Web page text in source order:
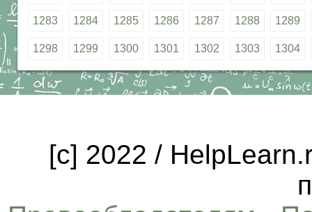
1283 1284 1285 1286 1287 1288 1289
1298 1299 1300 1301 1302 1303 1304
[c] 2022 /